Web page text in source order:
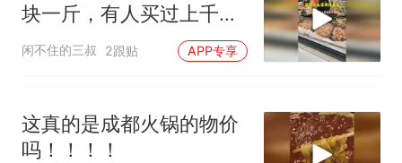
块一斤，有人买过上千块
的
闲不住的三叔 2跟贴 APP专享
这真的是成都火锅的物价
吗！！！！